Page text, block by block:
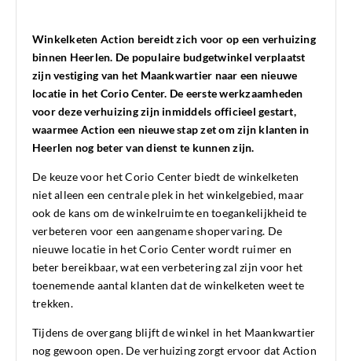
Winkelketen Action bereidt zich voor op een verhuizing
binnen Heerlen. De populaire budgetwinkel verplaatst
zijn vestiging van het Maankwartier naar een nieuwe
locatie in het Corio Center. De eerste werkzaamheden
voor deze verhuizing zijn inmiddels officieel gestart,
waarmee Action een nieuwe stap zet om zijn klanten in
Heerlen nog beter van dienst te kunnen zijn.
De keuze voor het Corio Center biedt de winkelketen
niet alleen een centrale plek in het winkelgebied, maar
ook de kans om de winkelruimte en toegankelijkheid te
verbeteren voor een aangename shopervaring. De
nieuwe locatie in het Corio Center wordt ruimer en
beter bereikbaar, wat een verbetering zal zijn voor het
toenemende aantal klanten dat de winkelketen weet te
trekken.
Tijdens de overgang blijft de winkel in het Maankwartier
nog gewoon open. De verhuizing zorgt ervoor dat Action